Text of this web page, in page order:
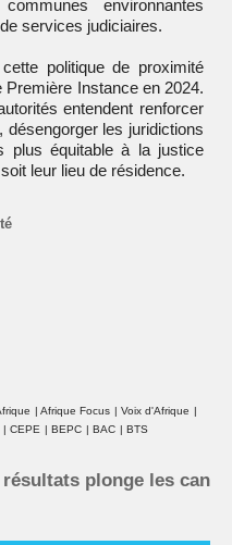
environnantes
services judiciaires.
politique de proximité
Première Instance en 2024.
entendent renforcer
désengorger les juridictions
plus équitable à la justice
leur lieu de résidence.
| Afrique Focus | Voix d'Afrique |
| CEPE | BEPC | BAC | BTS
résultats plonge les can